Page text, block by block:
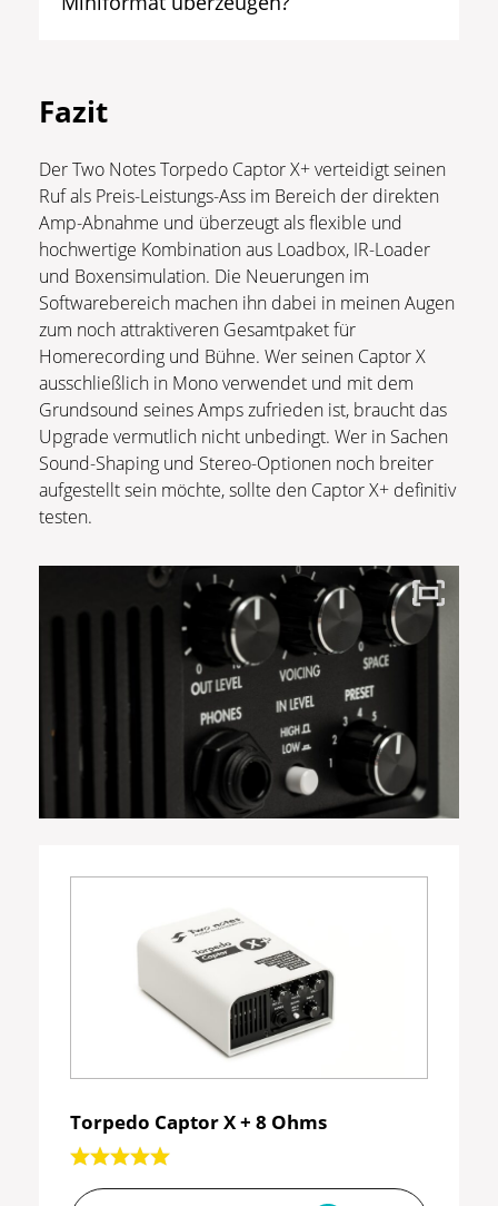
Fazit
Der Two Notes Torpedo Captor X+ verteidigt seinen
Ruf als Preis-Leistungs-Ass im Bereich der direkten
Amp-Abnahme und überzeugt als flexible und
hochwertige Kombination aus Loadbox, IR-Loader
und Boxensimulation. Die Neuerungen im
Softwarebereich machen ihn dabei in meinen Augen
zum noch attraktiveren Gesamtpaket für
Homerecording und Bühne. Wer seinen Captor X
ausschließlich in Mono verwendet und mit dem
Grundsound seines Amps zufrieden ist, braucht das
Upgrade vermutlich nicht unbedingt. Wer in Sachen
Sound-Shaping und Stereo-Optionen noch breiter
aufgestellt sein möchte, sollte den Captor X+ definitiv
testen.
Torpedo Captor X + 8 Ohms